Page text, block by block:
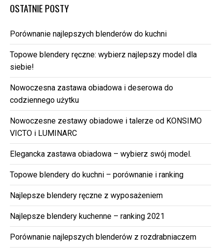
OSTATNIE POSTY
Porównanie najlepszych blenderów do kuchni
Topowe blendery ręczne: wybierz najlepszy model dla
siebie!
Nowoczesna zastawa obiadowa i deserowa do
codziennego użytku
Nowoczesne zestawy obiadowe i talerze od KONSIMO
VICTO i LUMINARC
Elegancka zastawa obiadowa – wybierz swój model.
Topowe blendery do kuchni – porównanie i ranking
Najlepsze blendery ręczne z wyposażeniem
Najlepsze blendery kuchenne – ranking 2021
Porównanie najlepszych blenderów z rozdrabniaczem